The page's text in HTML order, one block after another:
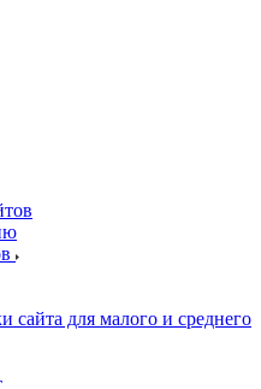
сайта для малого и среднего